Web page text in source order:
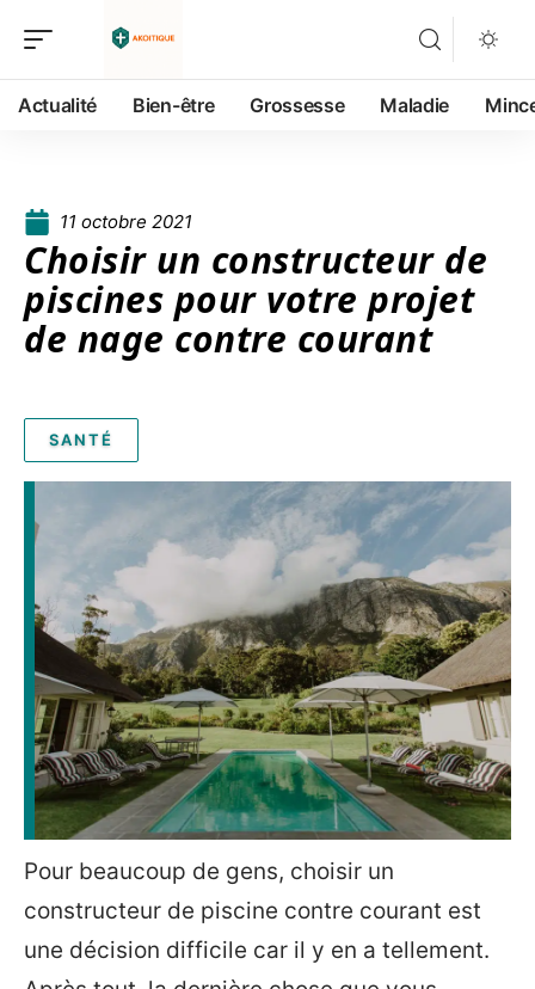
Actualité Bien-être Grossesse Maladie
11 octobre 2021
Choisir un constructeur de
piscines pour votre projet
de nage contre courant
SANTÉ
Pour beaucoup de gens, choisir un
constructeur de piscine contre courant est
une décision difficile car il y en a tellement.